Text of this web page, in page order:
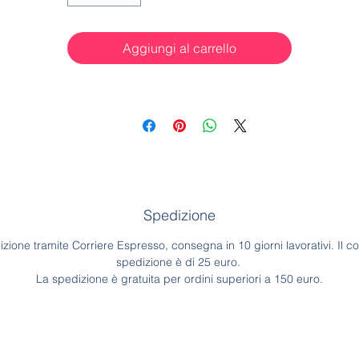
Aggiungi al carrello
Spedizione
tramite Corriere Espresso, consegna in 10 giorni lavorativi. Il
spedizione è di 25 euro.
La spedizione è gratuita per ordini superiori a 150 euro.